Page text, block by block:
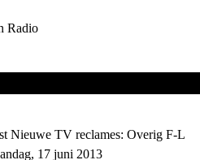
Radio
Nieuwe TV reclames: Overig F-L
17 juni 2013